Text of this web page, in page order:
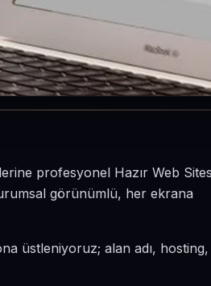
profesyonel Hazır Web
görünümlü, her ekrana
üstleniyoruz; alan adı, hosting,